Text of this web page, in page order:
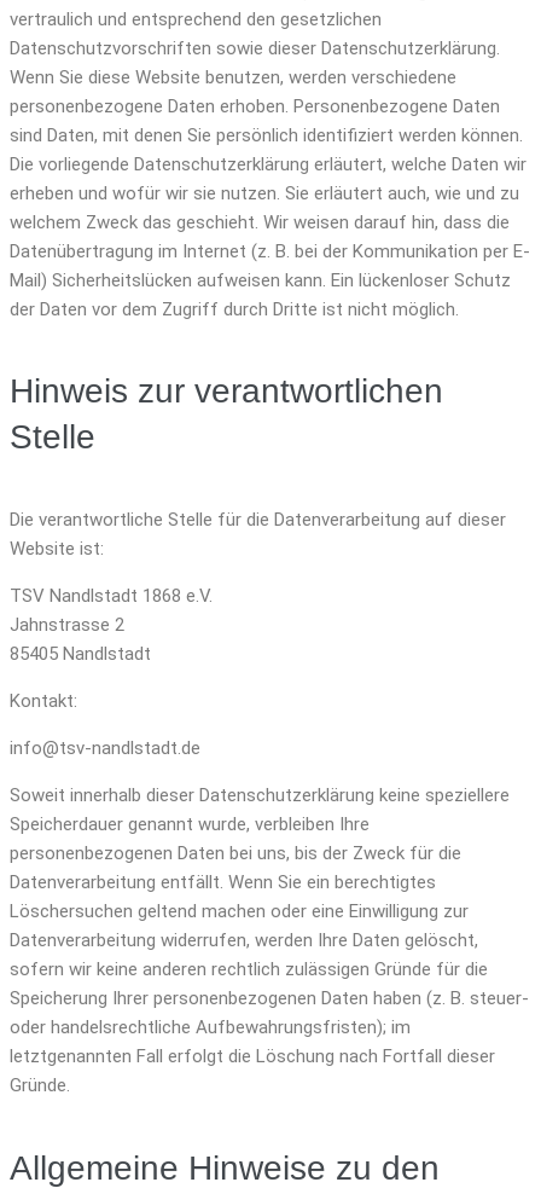
vertraulich und entsprechend den gesetzlichen
Datenschutzvorschriften sowie dieser Datenschutzerklärung.
Wenn Sie diese Website benutzen, werden verschiedene
personenbezogene Daten erhoben. Personenbezogene Daten
sind Daten, mit denen Sie persönlich identifiziert werden können.
Die vorliegende Datenschutzerklärung erläutert, welche Daten wir
erheben und wofür wir sie nutzen. Sie erläutert auch, wie und zu
welchem Zweck das geschieht. Wir weisen darauf hin, dass die
Datenübertragung im Internet (z. B. bei der Kommunikation per E-
Mail) Sicherheitslücken aufweisen kann. Ein lückenloser Schutz
der Daten vor dem Zugriff durch Dritte ist nicht möglich.
Hinweis zur verantwortlichen
Stelle
Die verantwortliche Stelle für die Datenverarbeitung auf dieser
Website ist:
TSV Nandlstadt 1868 e.V.
Jahnstrasse 2
85405 Nandlstadt
Kontakt:
info@tsv-nandlstadt.de
Soweit innerhalb dieser Datenschutzerklärung keine speziellere
Speicherdauer genannt wurde, verbleiben Ihre
personenbezogenen Daten bei uns, bis der Zweck für die
Datenverarbeitung entfällt. Wenn Sie ein berechtigtes
Löschersuchen geltend machen oder eine Einwilligung zur
Datenverarbeitung widerrufen, werden Ihre Daten gelöscht,
sofern wir keine anderen rechtlich zulässigen Gründe für die
Speicherung Ihrer personenbezogenen Daten haben (z. B. steuer-
oder handelsrechtliche Aufbewahrungsfristen); im
letztgenannten Fall erfolgt die Löschung nach Fortfall dieser
Gründe.
Allgemeine Hinweise zu den